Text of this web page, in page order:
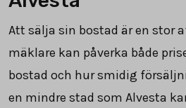
Att sälja sin bostad är en stor
mäklare kan påverka både
bostad och hur smidig
en mindre stad som Alvesta